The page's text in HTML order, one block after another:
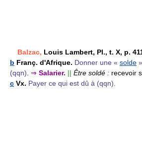
Balzac, Louis Lambert, Pl., t. X, p.
b Franç. d'Afrique. Donner une « solde
(qqn). ⇒ Salarier. || Être soldé : recevoir
c Vx. Payer ce qui est dû à (qqn).